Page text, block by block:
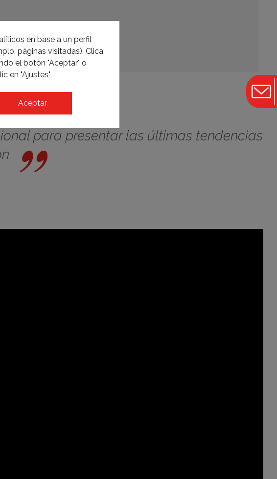
para presentar las últimas tendencias
en base a un perfil
páginas visitadas). Clica
el botón "Aceptar" o
en "Ajustes"
Aceptar